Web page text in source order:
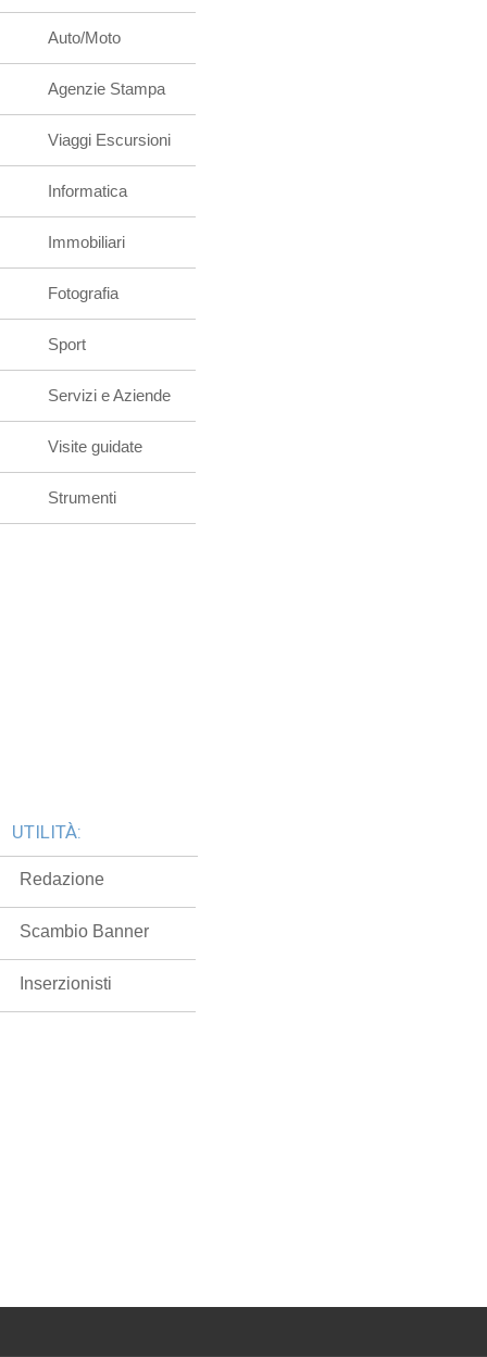
Auto/Moto
Agenzie Stampa
Viaggi Escursioni
Informatica
Immobiliari
Fotografia
Sport
Servizi e Aziende
Visite guidate
Strumenti
UTILITÀ:
Redazione
Scambio Banner
Inserzionisti